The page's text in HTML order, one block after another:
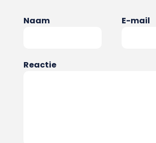
Naam E-mail
Reactie